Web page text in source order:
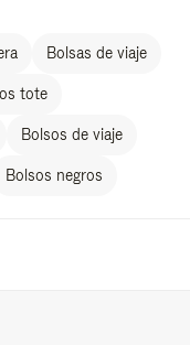
Bolsas de viaje
tote
Bolsos de viaje
Bolsos negros